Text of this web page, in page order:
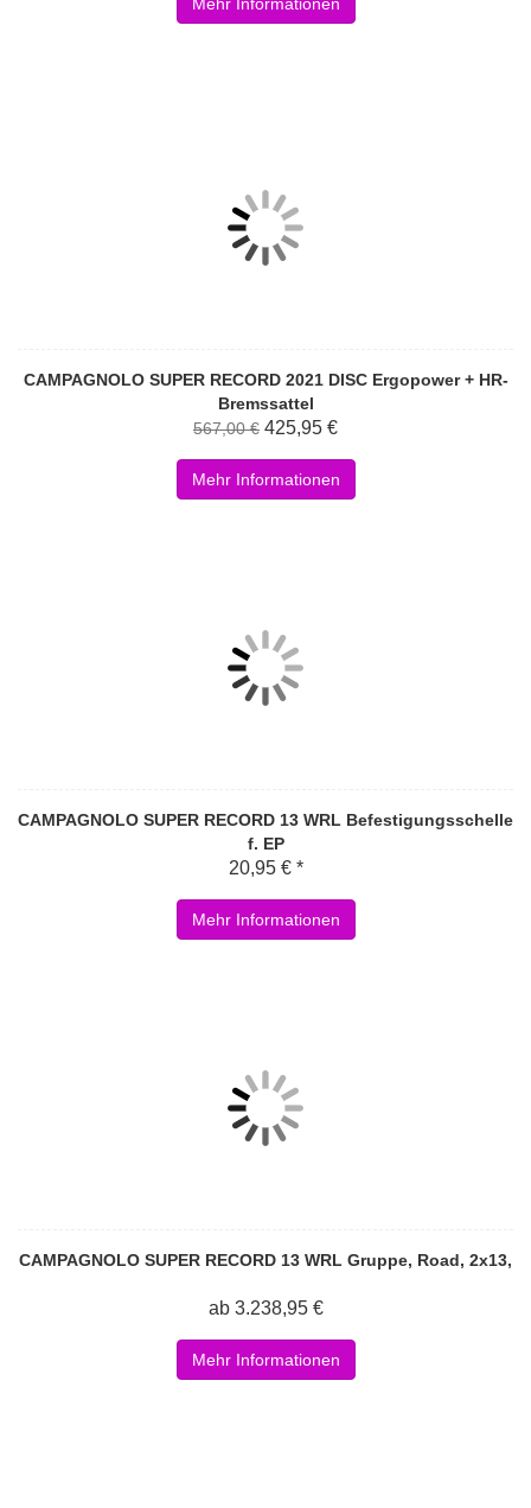
Mehr Informationen
CAMPAGNOLO SUPER RECORD 2021 DISC Ergopower + HR-
Bremssattel
567,00 € 425,95 €
Mehr Informationen
CAMPAGNOLO SUPER RECORD 13 WRL Befestigungsschelle
f. EP
20,95 € *
Mehr Informationen
CAMPAGNOLO SUPER RECORD 13 WRL Gruppe, Road, 2x13,
ab 3.238,95 €
Mehr Informationen